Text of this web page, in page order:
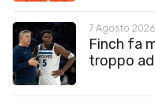
7 Agosto
Finch fa
troppo